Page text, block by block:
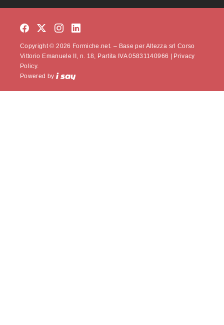
Copyright © 2026 Formiche.net. – Base per Altezza srl Corso
Vittorio Emanuele II, n. 18, Partita IVA 05831140966 | Privacy
Policy.
Powered by